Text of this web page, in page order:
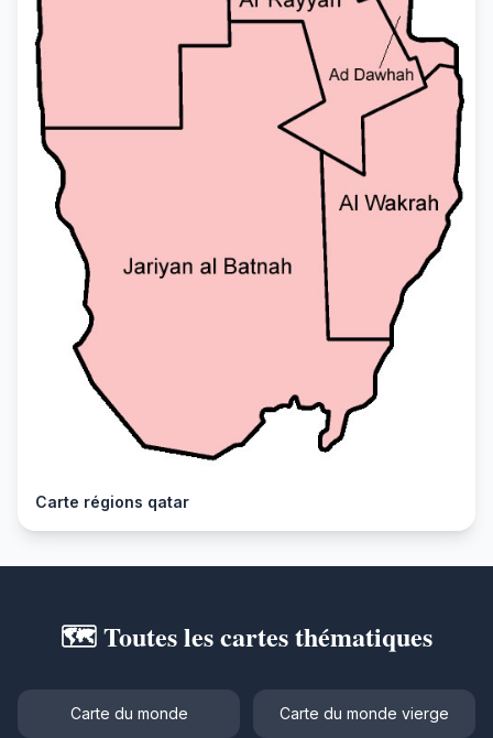
Carte régions qatar
🗺️ Toutes les cartes thématiques
Carte du monde Carte du monde vierge